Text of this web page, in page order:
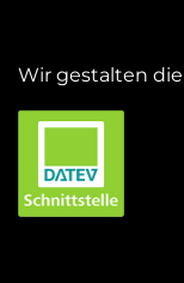
Wir gestalten